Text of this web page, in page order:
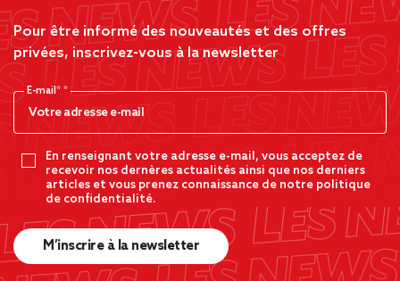
Pour être informé des nouveautés et des offres
privées, inscrivez-vous à la newsletter
E-mail*
En renseignant votre adresse e-mail, vous acceptez de
recevoir nos dernères actualités ainsi que nos derniers
articles et vous prenez connaissance de notre politique
de confidentialité.
M’inscrire à la newsletter